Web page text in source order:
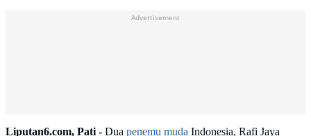
Advertisement
Liputan6.com, Pati - Dua penemu muda Indonesia, Rafi Jaya